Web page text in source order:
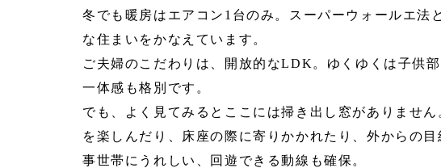
冬でも暖房はエアコン1台のみ。スーパーウォールエ法
な住まいをかなえています。
ご夫婦のこだわりは、開放的なLDK。ゆくゆくは子供
一体感も格別です。
でも、よく見てみるとここには掃き出し窓がありませ
を楽しんだり、床座の際に寄りかかれたり、外からの
事世帯にうれしい、回遊できる動線も確保。